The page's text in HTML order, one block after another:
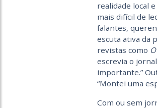
realidade local
mais difícil de
falantes,
escuta ativa da
revistas como
escrevia o
importante.”
“Montei uma
Com ou sem